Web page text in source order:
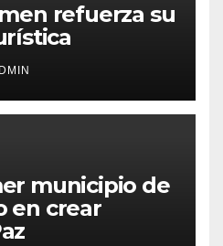
refuerza su
municipio de
en crear